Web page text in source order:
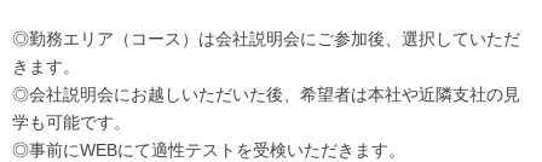
◎勤務エリア（コース）は会社説明会にご参加後、選択していただ
きます。
◎会社説明会にお越しいただいた後、希望者は本社や近隣支社の見
学も可能です。
◎事前にWEBにて適性テストを受検いただきます。